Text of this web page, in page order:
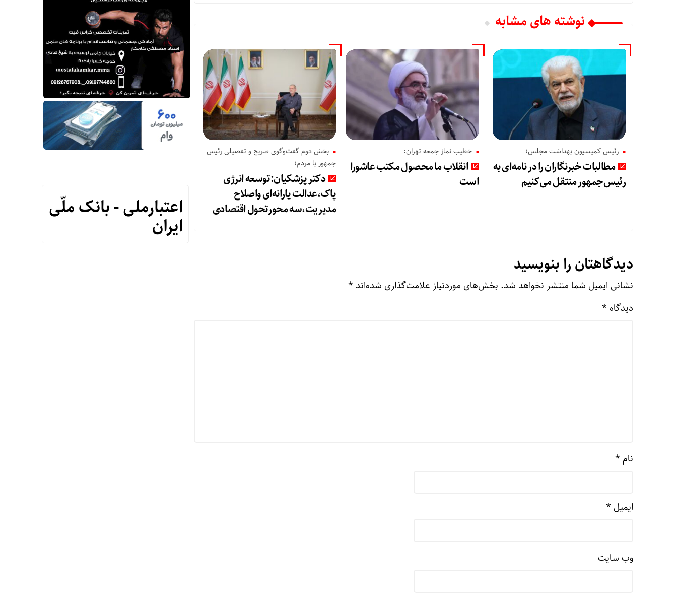
نوشته های مشابه
رئیس کمیسیون بهداشت مجلس؛
مطالبات خبرنگاران را در نامه‌ای به
رئیس‌جمهور منتقل می‌کنیم
خطیب نماز جمعه تهران:
انقلاب ما محصول مکتب عاشورا
است
بخش دوم گفت‌وگوی صریح و تفصیلی رئیس
جمهور با مردم؛
دکتر پزشکیان:توسعه انرژی
پاک،عدالت یارانه‌ای واصلاح
مدیریت،سه محورتحول اقتصادی
دیدگاهتان را بنویسید
نشانی ایمیل شما منتشر نخواهد شد. بخش‌های موردنیاز علامت‌گذاری شده‌اند *
دیدگاه *
نام *
ایمیل *
وب‌ سایت
اعتبارملی - بانک ملّی
ایران